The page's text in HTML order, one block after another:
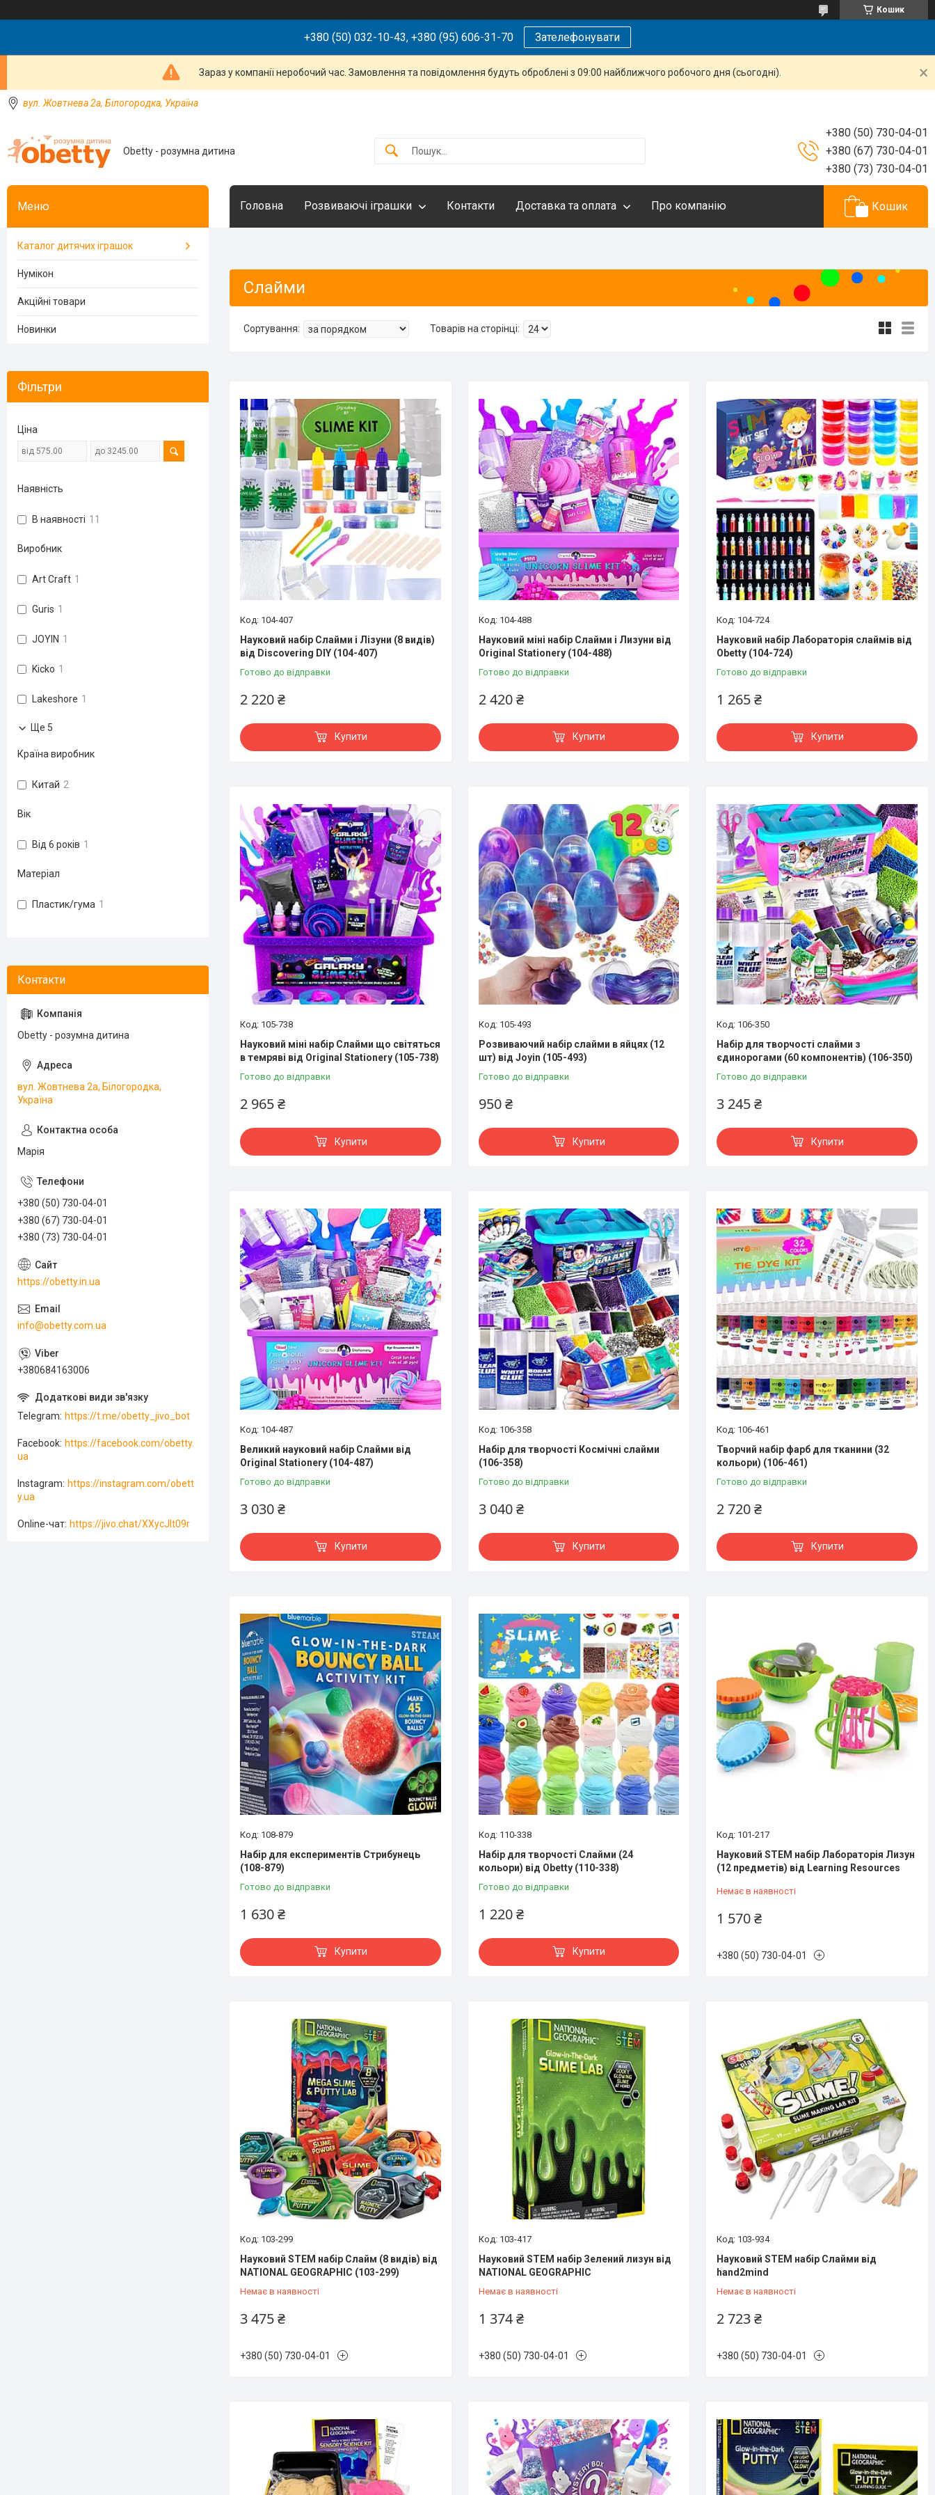
Кошик
+380 (50) 032-10-43, +380 (95) 606-31-70 Зателефонувати
Зараз у компанії неробочий час. Замовлення та повідомлення будуть оброблені з 09:00 найближчого робочого дня (сьогодні).
вул. Жовтнева 2а, Білогородка, Україна
Obetty - розумна дитина
+380 (50) 730-04-01
+380 (67) 730-04-01
+380 (73) 730-04-01
Головна Розвиваючі іграшки Контакти Доставка та оплата Про компанію Кошик
Слайми
104-407
Науковий набір Слайми і Лізуни (8 видів)
від Discovering DIY (104-407)
Готово до відправки
2 220 ₴
Купити
104-488
Науковий міні набір Слайми і Лизуни від
Original Stationery (104-488)
Готово до відправки
2 420 ₴
Купити
104-724
Науковий набір Лабораторія слаймів від
Obetty (104-724)
Готово до відправки
1 265 ₴
Купити
105-738
Науковий міні набір Слайми що світяться
в темряві від Original Stationery (105-738)
Готово до відправки
2 965 ₴
Купити
105-493
Розвиваючий набір слайми в яйцях (12
шт) від Joyin (105-493)
Готово до відправки
950 ₴
Купити
106-350
Набір для творчості слайми з
єдинорогами (60 компонентів) (106-350)
Готово до відправки
3 245 ₴
Купити
104-487
Великий науковий набір Слайми від
Original Stationery (104-487)
Готово до відправки
3 030 ₴
Купити
106-358
Набір для творчості Космічні слайми
(106-358)
Готово до відправки
3 040 ₴
Купити
106-461
Творчий набір фарб для тканини (32
кольори) (106-461)
Готово до відправки
2 720 ₴
Купити
108-879
Набір для експериментів Стрибунець
(108-879)
Готово до відправки
1 630 ₴
Купити
110-338
Набір для творчості Слайми (24
кольори) від Obetty (110-338)
Готово до відправки
1 220 ₴
Купити
101-217
Науковий STEM набір Лабораторія Лизун
(12 предметів) від Learning Resources
Немає в наявності
1 570 ₴
+380 (50) 730-04-01
103-299
Науковий STEM набір Слайм (8 видів) від
NATIONAL GEOGRAPHIC (103-299)
Немає в наявності
3 475 ₴
+380 (50) 730-04-01
103-417
Науковий STEM набір Зелений лизун від
NATIONAL GEOGRAPHIC
Немає в наявності
1 374 ₴
+380 (50) 730-04-01
103-934
Науковий STEM набір Слайми від
hand2mind
Немає в наявності
2 723 ₴
+380 (50) 730-04-01
Каталог дитячих іграшок
Нумікон
Акційні товари
Новинки
Фільтри
Ціна
Наявність
В наявності 11
Виробник
Art Craft 1
Guris 1
JOYIN 1
Kicko 1
Lakeshore 1
Ще 5
Країна виробник
Китай 2
Вік
Від 6 років 1
Матеріал
Пластик/гума 1
Obetty - розумна дитина
вул. Жовтнева 2а, Білогородка,
Україна
Марія
+380 (50) 730-04-01
+380 (67) 730-04-01
+380 (73) 730-04-01
https://obetty.in.ua
info@obetty.com.ua
+380684163006
Telegram https://t.me/obetty_jivo_bot
Facebook https://facebook.com/obetty.
ua
Instagram
https://instagram.com/obett
y.ua
Online-чат https://jivo.chat/XXycJlt09r